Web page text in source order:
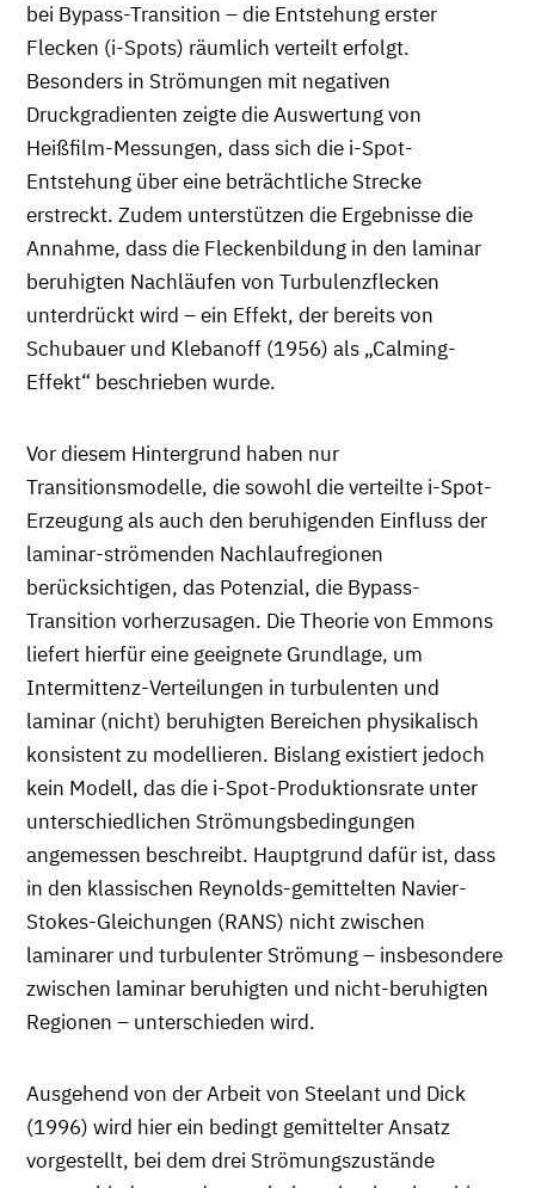
bei Bypass-Transition – die Entstehung erster
Flecken (i-Spots) räumlich verteilt erfolgt.
Besonders in Strömungen mit negativen
Druckgradienten zeigte die Auswertung von
Heißfilm-Messungen, dass sich die i-Spot-
Entstehung über eine beträchtliche Strecke
erstreckt. Zudem unterstützen die Ergebnisse die
Annahme, dass die Fleckenbildung in den laminar
beruhigten Nachläufen von Turbulenzflecken
unterdrückt wird – ein Effekt, der bereits von
Schubauer und Klebanoff (1956) als „Calming-
Effekt“ beschrieben wurde.
Vor diesem Hintergrund haben nur
Transitionsmodelle, die sowohl die verteilte i-Spot-
Erzeugung als auch den beruhigenden Einfluss der
laminar-strömenden Nachlaufregionen
berücksichtigen, das Potenzial, die Bypass-
Transition vorherzusagen. Die Theorie von Emmons
liefert hierfür eine geeignete Grundlage, um
Intermittenz-Verteilungen in turbulenten und
laminar (nicht) beruhigten Bereichen physikalisch
konsistent zu modellieren. Bislang existiert jedoch
kein Modell, das die i-Spot-Produktionsrate unter
unterschiedlichen Strömungsbedingungen
angemessen beschreibt. Hauptgrund dafür ist, dass
in den klassischen Reynolds-gemittelten Navier-
Stokes-Gleichungen (RANS) nicht zwischen
laminarer und turbulenter Strömung – insbesondere
zwischen laminar beruhigten und nicht-beruhigten
Regionen – unterschieden wird.
Ausgehend von der Arbeit von Steelant und Dick
(1996) wird hier ein bedingt gemittelter Ansatz
vorgestellt, bei dem drei Strömungszustände